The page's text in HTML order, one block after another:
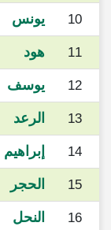
10 يونس
11 هود
12 يوسف
13 الرعد
14 إبراهيم
15 الحجر
16 النحل